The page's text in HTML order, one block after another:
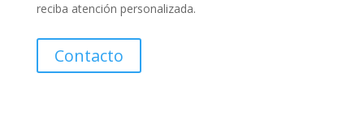
reciba atención personalizada.
Contacto